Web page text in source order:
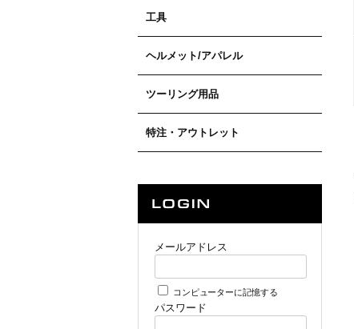
工具
ヘルメット/アパレル
ツーリング用品
特注・アウトレット
メールアドレス
コンピューターに記憶する
パスワード